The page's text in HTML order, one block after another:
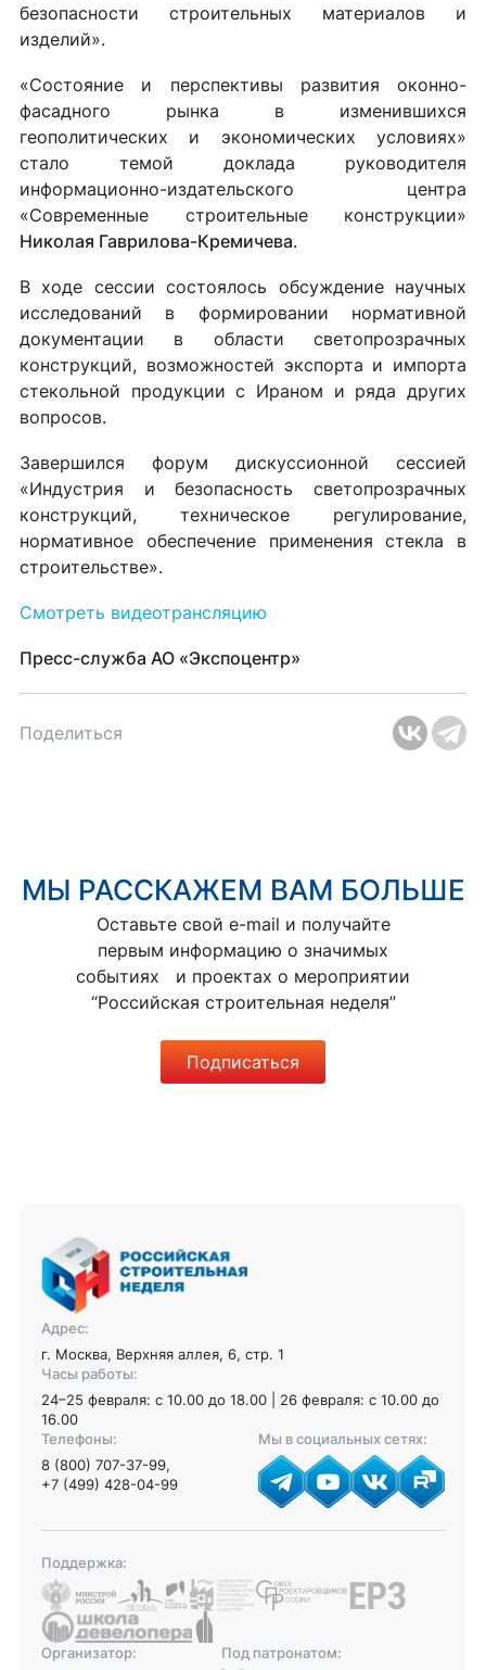
безопасности строительных материалов и
изделий».
«Состояние и перспективы развития оконно-
фасадного рынка в изменившихся
геополитических и экономических условиях»
стало темой доклада руководителя
информационно-издательского центра
«Современные строительные конструкции»
Николая Гаврилова-Кремичева.
В ходе сессии состоялось обсуждение научных
исследований в формировании нормативной
документации в области светопрозрачных
конструкций, возможностей экспорта и импорта
стекольной продукции с Ираном и ряда других
вопросов.
Завершился форум дискуссионной сессией
«Индустрия и безопасность светопрозрачных
конструкций, техническое регулирование,
нормативное обеспечение применения стекла в
строительстве».
Смотреть видеотрансляцию
Пресс-служба АО «Экспоцентр»
Поделиться
МЫ РАССКАЖЕМ ВАМ БОЛЬШЕ
Оставьте свой e-mail и получайте
первым информацию о значимых
событиях и проектах о мероприятии
“Российская строительная неделя”
Подписаться
Адрес:
г. Москва, Верхняя аллея, 6, стр. 1
Часы работы:
24–25 февраля: с 10.00 до 18.00 | 26 февраля: с 10.00 до
16.00
Телефоны:
8 (800) 707-37-99,
+7 (499) 428-04-99
Мы в социальных сетях:
Поддержка:
Организатор: Под патронатом: